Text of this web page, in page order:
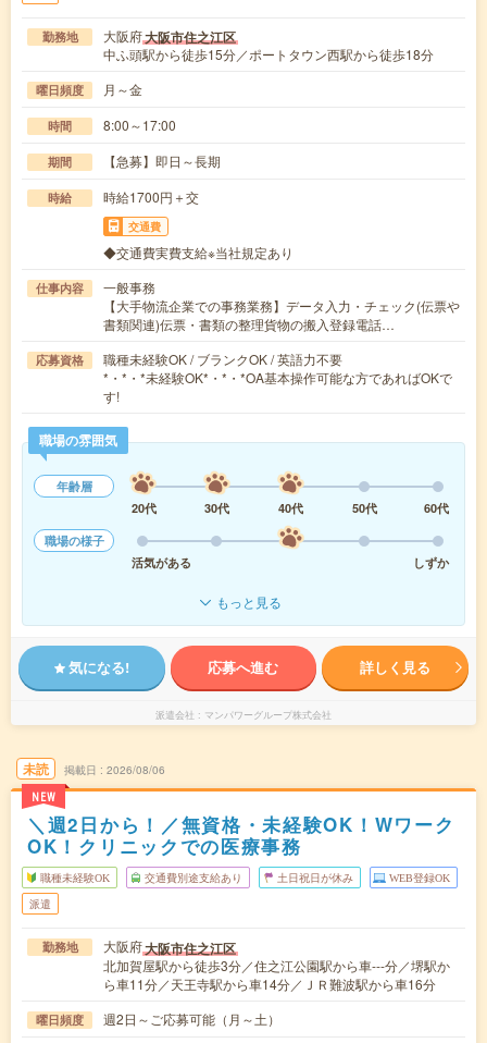
勤務地 大阪府大阪市住之江区
中ふ頭駅から徒歩15分／ポートタウン西駅から徒歩18分
曜日頻度 月～金
時間 8:00～17:00
期間 【急募】即日～長期
時給 時給1700円＋交
交通費
◆交通費実費支給※当社規定あり
仕事内容
一般事務
【大手物流企業での事務業務】データ入力・チェック(伝票や
書類関連)伝票・書類の整理貨物の搬入登録電話…
応募資格
職種未経験OK / ブランクOK / 英語力不要
*・*・*未経験OK*・*・*OA基本操作可能な方であればOKで
す!
職場の雰囲気
年齢層
20代
30代 40代 50代
60代
職場の様子
活気がある
しずか
もっと見る
気になる! 応募へ進む 詳しく見る
派遣会社 マンパワーグループ株式会社
未読
NEW
掲載日 2026/08/06
＼週2日から！／無資格・未経験OK！Wワーク
OK！クリニックでの医療事務
職種未経験OK 交通費別途支給あり 土日祝日が休み WEB登録OK
派遣
勤務地 大阪府大阪市住之江区
北加賀屋駅から徒歩3分／住之江公園駅から車---分／堺駅か
ら車11分／天王寺駅から車14分／ＪＲ難波駅から車16分
曜日頻度 週2日～ご応募可能（月～土）